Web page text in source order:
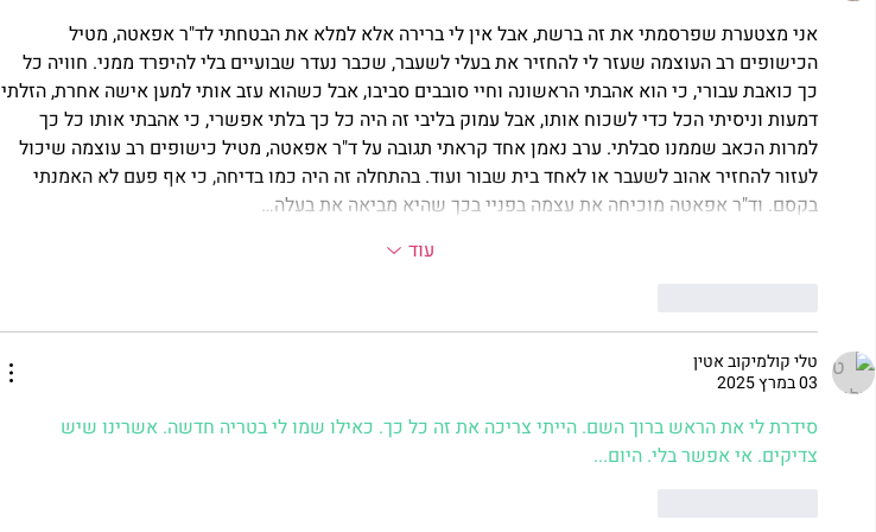
אני מצטערת שפרסמתי את זה ברשת, אבל אין לי ברירה אלא למלא את הבטחתי לד"ר אפאטה, מטיל
הכישופים רב העוצמה שעזר לי להחזיר את בעלי לשעבר, שכבר נעדר שבועיים בלי להיפרד ממני. חוויה כל
כך כואבת עבורי, כי הוא אהבתי הראשונה וחיי סובבים סביבו, אבל כשהוא עזב אותי למען אישה אחרת, הזלתי
דמעות וניסיתי הכל כדי לשכוח אותו, אבל עמוק בליבי זה היה כל כך בלתי אפשרי, כי אהבתי אותו כל כך
למרות הכאב שממנו סבלתי. ערב נאמן אחד קראתי תגובה על ד"ר אפאטה, מטיל כישופים רב עוצמה שיכול
לעזור להחזיר אהוב לשעבר או לאחד בית שבור ועוד. בהתחלה זה היה כמו בדיחה, כי אף פעם לא האמנתי
בקסם. וד"ר אפאטה מוכיחה את עצמה בפניי בכך שהיא מביאה את בעלה…
עוד
טלי קולמיקוב אטין
03 במרץ 2025
סידרת לי את הראש ברוך השם. הייתי צריכה את זה כל כך. כאילו שמו לי בטריה חדשה. אשרינו שיש
צדיקים. אי אפשר בלי. היום...